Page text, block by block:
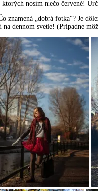
nosím niečo červené!
znamená „dobrá fotka“? Je
dennom svetle! (Prípadne